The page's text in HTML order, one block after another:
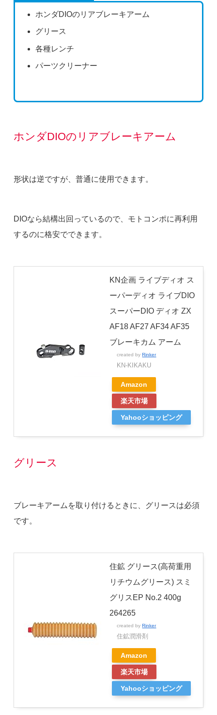
ホンダDIOのリアブレーキアーム
グリース
各種レンチ
パーツクリーナー
ホンダDIOのリアブレーキアーム
形状は逆ですが、普通に使用できます。
DIOなら結構出回っているので、モトコンポに再利用
するのに格安でできます。
KN企画 ライブディオ ス
ーパーディオ ライブDIO
スーパーDIO ディオ ZX
AF18 AF27 AF34 AF35
ブレーキカム アーム
created byRinker
KN-KIKAKU
Amazon
楽天市場
Yahooショッピング
グリース
ブレーキアームを取り付けるときに、グリースは必須
です。
住鉱 グリース(高荷重用
リチウムグリース) スミ
グリスEP No.2 400g
264265
created byRinker
住鉱潤滑剤
Amazon
楽天市場
Yahooショッピング